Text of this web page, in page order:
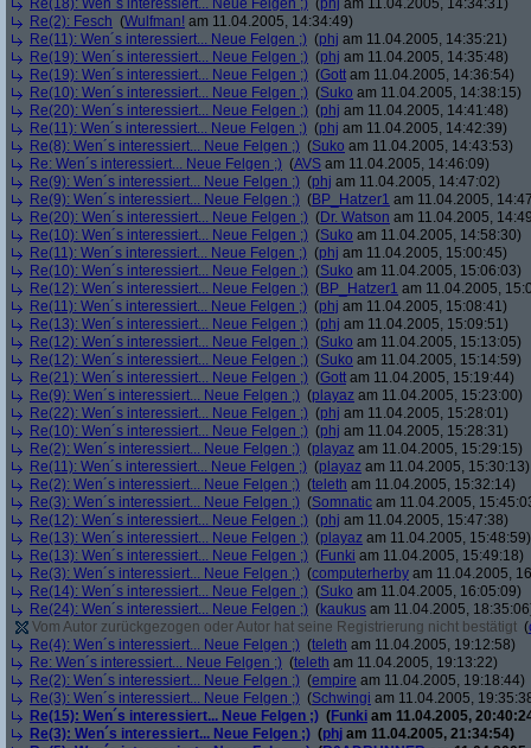
Re(18): Wen´s interessiert... Neue Felgen ;) (phj am 11.04.2005, 14:34:31)
Re(2): Fesch (Wulfman! am 11.04.2005, 14:34:49)
Re(11): Wen´s interessiert... Neue Felgen ;) (phj am 11.04.2005, 14:35:21)
Re(19): Wen´s interessiert... Neue Felgen ;) (phj am 11.04.2005, 14:35:48)
Re(19): Wen´s interessiert... Neue Felgen ;) (Gott am 11.04.2005, 14:36:54)
Re(10): Wen´s interessiert... Neue Felgen ;) (Suko am 11.04.2005, 14:38:15)
Re(20): Wen´s interessiert... Neue Felgen ;) (phj am 11.04.2005, 14:41:48)
Re(11): Wen´s interessiert... Neue Felgen ;) (phj am 11.04.2005, 14:42:39)
Re(8): Wen´s interessiert... Neue Felgen ;) (Suko am 11.04.2005, 14:43:53)
Re: Wen´s interessiert... Neue Felgen ;) (AVS am 11.04.2005, 14:46:09)
Re(9): Wen´s interessiert... Neue Felgen ;) (phj am 11.04.2005, 14:47:02)
Re(9): Wen´s interessiert... Neue Felgen ;) (BP_Hatzer1 am 11.04.2005,
Re(20): Wen´s interessiert... Neue Felgen ;) (Dr. Watson am 11.04.2005,
Re(10): Wen´s interessiert... Neue Felgen ;) (Suko am 11.04.2005, 14:58:30)
Re(11): Wen´s interessiert... Neue Felgen ;) (phj am 11.04.2005, 15:00:45)
Re(10): Wen´s interessiert... Neue Felgen ;) (Suko am 11.04.2005, 15:06:03)
Re(12): Wen´s interessiert... Neue Felgen ;) (BP_Hatzer1 am 11.04.2005,
Re(11): Wen´s interessiert... Neue Felgen ;) (phj am 11.04.2005, 15:08:41)
Re(13): Wen´s interessiert... Neue Felgen ;) (phj am 11.04.2005, 15:09:51)
Re(12): Wen´s interessiert... Neue Felgen ;) (Suko am 11.04.2005, 15:13:05)
Re(12): Wen´s interessiert... Neue Felgen ;) (Suko am 11.04.2005, 15:14:59)
Re(21): Wen´s interessiert... Neue Felgen ;) (Gott am 11.04.2005, 15:19:44)
Re(9): Wen´s interessiert... Neue Felgen ;) (playaz am 11.04.2005, 15:23:00)
Re(22): Wen´s interessiert... Neue Felgen ;) (phj am 11.04.2005, 15:28:01)
Re(10): Wen´s interessiert... Neue Felgen ;) (phj am 11.04.2005, 15:28:31)
Re(2): Wen´s interessiert... Neue Felgen ;) (playaz am 11.04.2005, 15:29:15)
Re(11): Wen´s interessiert... Neue Felgen ;) (playaz am 11.04.2005, 15:30:13)
Re(2): Wen´s interessiert... Neue Felgen ;) (teleth am 11.04.2005, 15:32:14)
Re(3): Wen´s interessiert... Neue Felgen ;) (Somnatic am 11.04.2005,
Re(12): Wen´s interessiert... Neue Felgen ;) (phj am 11.04.2005, 15:47:38)
Re(13): Wen´s interessiert... Neue Felgen ;) (playaz am 11.04.2005, 15:48:59)
Re(13): Wen´s interessiert... Neue Felgen ;) (Funki am 11.04.2005, 15:49:18)
Re(3): Wen´s interessiert... Neue Felgen ;) (computerherby am 11.04.2005,
Re(14): Wen´s interessiert... Neue Felgen ;) (Suko am 11.04.2005, 16:05:09)
Re(24): Wen´s interessiert... Neue Felgen ;) (kaukus am 11.04.2005,
Vom Autor zurückgezogen oder Autor hat seine Registrierung nicht bestätigt (
Re(4): Wen´s interessiert... Neue Felgen ;) (teleth am 11.04.2005, 19:12:58)
Re: Wen´s interessiert... Neue Felgen ;) (teleth am 11.04.2005, 19:13:22)
Re(2): Wen´s interessiert... Neue Felgen ;) (empire am 11.04.2005, 19:18:44)
Re(3): Wen´s interessiert... Neue Felgen ;) (Schwingi am 11.04.2005,
Re(15): Wen´s interessiert... Neue Felgen ;) (Funki am 11.04.2005,
Re(3): Wen´s interessiert... Neue Felgen ;) (phj am 11.04.2005, 21:34:54)